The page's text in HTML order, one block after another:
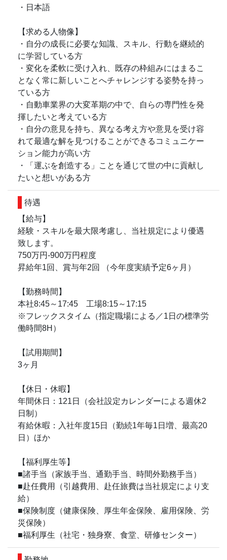
・日本語
【求める人物像】
・自分の成長に必要な知識、スキル、行動を継続的
に学習している方
・変化を柔軟に受け入れ、既存の枠組みにはまるこ
となく常に新しいことへチャレンジする姿勢を持っ
ている方
・自動車業界の大変革期の中で、自らの専門性を発
揮したいと考えている方
・自分の意見を持ち、異なる考え方や意見を受け容
れて最適な解を見つけることができるコミュニケー
ション能力が高い方
・「運ぶを創造する」ことを通じて世の中に貢献し
たいと想いがある方
待遇
【給与】
経験・スキルを最大限考慮し、当社規定により優遇
致します。
750万円-900万円程度
昇給年1回、賞与年2回 （今年度実績予定6ヶ月）
【勤務時間】
本社8:45～17:45 工場8:15～17:15
※フレックスタイム（指定職場による／1日の標準労
働時間8H）
【試用期間】
3ヶ月
【休日・休暇】
年間休日：121日（会社設定カレンダーによる週休2
日制）
有給休暇：入社年度15日（勤続1年毎1日増、最高20
日）ほか
【福利厚生等】
■諸手当（家族手当、通勤手当、時間外勤務手当）
■赴任費用（引越費用、赴任旅費は当社規定により支
給）
■保険制度（健康保険、厚生年金保険、雇用保険、労
災保険）
■福利厚生（社宅・独身寮、食堂、研修センター）